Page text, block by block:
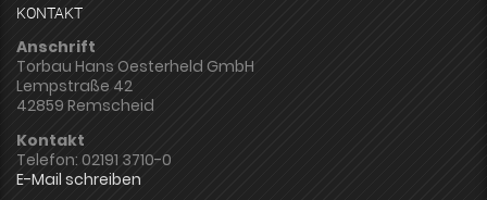
KONTAKT
Anschrift
Torbau Hans Oesterheld GmbH
Lempstraße 42
42859 Remscheid
Kontakt
Telefon: 02191 3710-0
E-Mail schreiben